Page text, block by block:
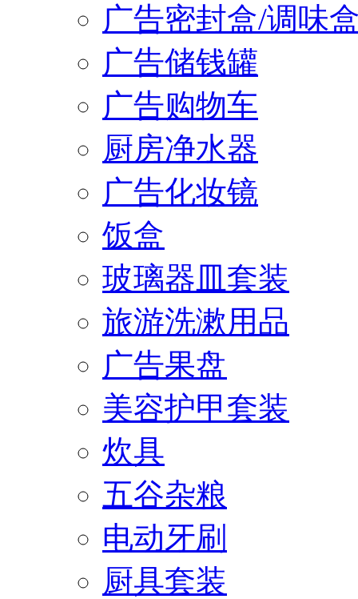
广告密封盒/调味
广告储钱罐
广告购物车
厨房净水器
广告化妆镜
饭盒
玻璃器皿套装
旅游洗漱用品
广告果盘
美容护甲套装
炊具
五谷杂粮
电动牙刷
厨具套装